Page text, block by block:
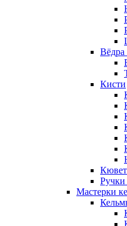
Вёдра
Кисти
Ручки
Мастерки